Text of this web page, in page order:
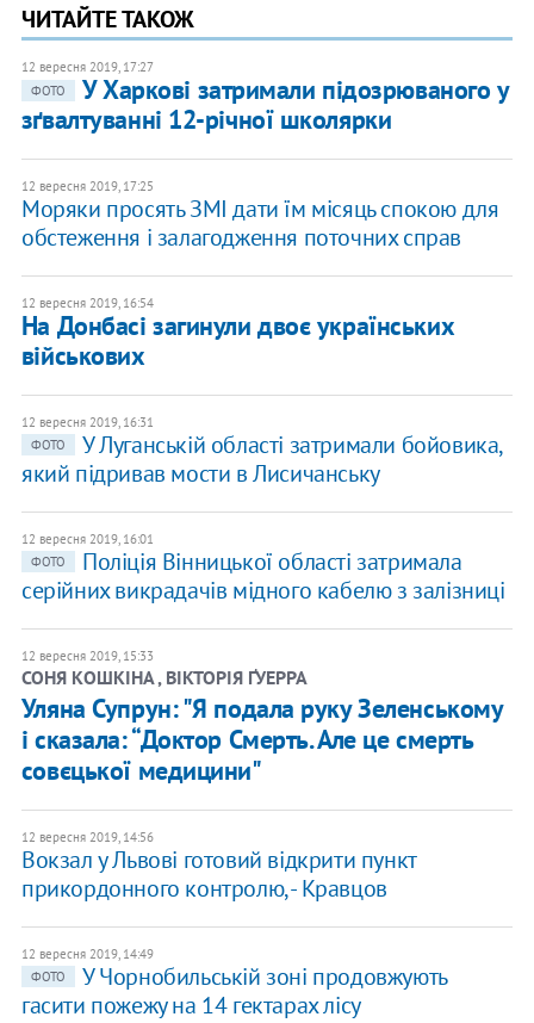
ЧИТАЙТЕ ТАКОЖ
12 вересня 2019, 17:27
ФОТО
У Харкові затримали підозрюваного у
зґвалтуванні 12-річної школярки
12 вересня 2019, 17:25
Моряки просять ЗМІ дати їм місяць спокою для
обстеження і залагодження поточних справ
12 вересня 2019, 16:54
На Донбасі загинули двоє українських
військових
12 вересня 2019, 16:31
ФОТО
У Луганській області затримали бойовика,
який підривав мости в Лисичанську
12 вересня 2019, 16:01
ФОТО
Поліція Вінницької області затримала
серійних викрадачів мідного кабелю з залізниці
12 вересня 2019, 15:33
СОНЯ КОШКІНА , ВІКТОРІЯ ҐУЕРРА
Уляна Супрун: "Я подала руку Зеленському
і сказала: “Доктор Смерть. Але це смерть
совєцької медицини"
12 вересня 2019, 14:56
Вокзал у Львові готовий відкрити пункт
прикордонного контролю, - Кравцов
12 вересня 2019, 14:49
ФОТО
У Чорнобильській зоні продовжують
гасити пожежу на 14 гектарах лісу